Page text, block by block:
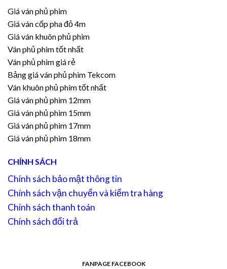
Giá ván phủ phim
Giá ván cốp pha đỏ 4m
Giá ván khuôn phủ phim
Ván phủ phim tốt nhất
Ván phủ phim giá rẻ
Bảng giá ván phủ phim Tekcom
Ván khuôn phủ phim tốt nhất
Giá ván phủ phim 12mm
Giá ván phủ phim 15mm
Giá ván phủ phim 17mm
Giá ván phủ phim 18mm
CHÍNH SÁCH
Chính sách bảo mật thông tin
Chính sách vận chuyển và kiểm tra hàng
Chính sách thanh toán
Chính sách đổi trả
FANPAGE FACEBOOK